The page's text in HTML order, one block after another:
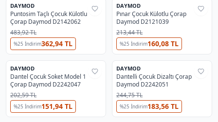
%37
DAYMOD
Puntosim Taçlı Çocuk Külotlu
Çorap Daymod D2142062
483,92 TL
%25 İndirim362,94 TL
%37
DAYMOD
Pınar Çocuk Külotlu Çorap
Daymod D2121039
213,44 TL
%25 İndirim160,08 TL
%37
DAYMOD
Dantel Çocuk Soket Model 1
Çorap Daymod D2242047
202,59 TL
%25 İndirim151,94 TL
%37
DAYMOD
Dantelli Çocuk Dizaltı Çorap
Daymod D2242051
244,75 TL
%25 İndirim183,56 TL
3